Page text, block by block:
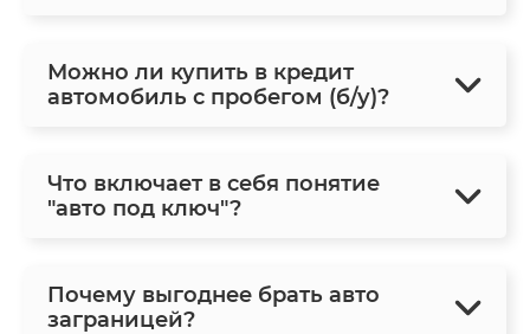
Можно ли купить в кредит
автомобиль с пробегом (б/у)?
Что включает в себя понятие
"авто под ключ"?
Почему выгоднее брать авто
заграницей?